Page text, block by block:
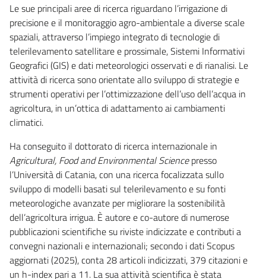
Le sue principali aree di ricerca riguardano l’irrigazione di
precisione e il monitoraggio agro-ambientale a diverse scale
spaziali, attraverso l’impiego integrato di tecnologie di
telerilevamento satellitare e prossimale, Sistemi Informativi
Geografici (GIS) e dati meteorologici osservati e di rianalisi. Le
attività di ricerca sono orientate allo sviluppo di strategie e
strumenti operativi per l’ottimizzazione dell’uso dell’acqua in
agricoltura, in un’ottica di adattamento ai cambiamenti
climatici.
Ha conseguito il dottorato di ricerca internazionale in
Agricultural, Food and Environmental Sciencepresso
l’Università di Catania, con una ricerca focalizzata sullo
sviluppo di modelli basati sul telerilevamento e su fonti
meteorologiche avanzate per migliorare la sostenibilità
dell’agricoltura irrigua. È autore e co-autore di numerose
pubblicazioni scientifiche su riviste indicizzate e contributi a
convegni nazionali e internazionali; secondo i dati Scopus
aggiornati (2025), conta 28 articoli indicizzati, 379 citazioni e
un h-index pari a 11. La sua attività scientifica è stata